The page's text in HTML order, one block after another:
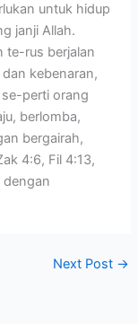
untuk hidup
janji Allah.
te-rus berjalan
kebenaran,
perti orang
berlomba,
bergairah,
4:6, Fil 4:13,
dengan
Next Post →